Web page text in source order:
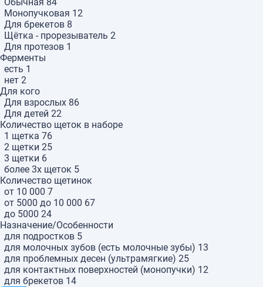
Монопучковая 12
Для брекетов 8
Щётка - прорезыватель 2
Для протезов 1
Ферменты
есть 1
нет 2
Для кого
Для взрослых 86
Для детей 22
Количество щеток в наборе
1 щетка 76
2 щетки 25
3 щетки 6
более 3х щеток 5
Количество щетинок
от 10 000 7
от 5000 до 10 000 67
до 5000 24
Назначение/Особенности
для подростков 5
для молочных зубов (есть молочные зубы) 13
для проблемных десен (ультрамягкие) 25
для контактных поверхностей (монопучки) 12
для брекетов 14